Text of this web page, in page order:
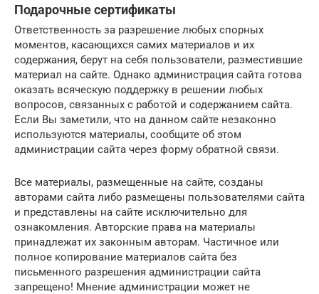
Подарочные сертификаты
Ответственность за разрешение любых спорных
моментов, касающихся самих материалов и их
содержания, берут на себя пользователи, разместившие
материал на сайте. Однако администрация сайта готова
оказать всяческую поддержку в решении любых
вопросов, связанных с работой и содержанием сайта.
Если Вы заметили, что на данном сайте незаконно
используются материалы, сообщите об этом
администрации сайта через форму обратной связи.
Все материалы, размещенные на сайте, созданы
авторами сайта либо размещены пользователями сайта
и представлены на сайте исключительно для
ознакомления. Авторские права на материалы
принадлежат их законным авторам. Частичное или
полное копирование материалов сайта без
письменного разрешения администрации сайта
запрещено! Мнение администрации может не